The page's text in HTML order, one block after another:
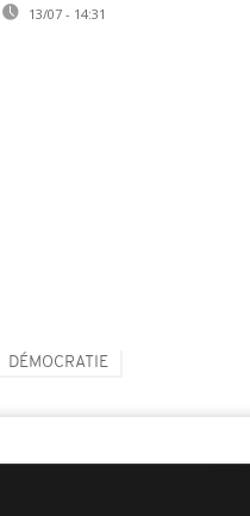
13/07 - 14:31
DÉMOCRATIE